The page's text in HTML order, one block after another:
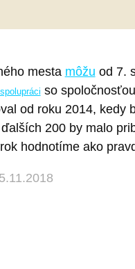
mesta môžu od 7.
spolupráci so
od roku 2014,
200 by malo
hodnotíme ako